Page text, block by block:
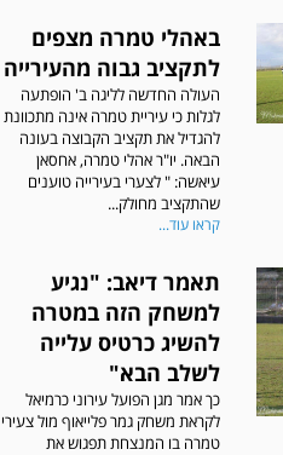
באהלי טמרה מצפים
לתקציב גבוה מהעירייה
העולה החדשה לליגה ב' הופתעה
לגלות כי עיריית טמרה אינה מתכוונת
להגדיל את תקציב הקבוצה בעונה
הבאה. יו"ר אהלי טמרה, אחסאן
עיאשה: " לצערי בעירייה טוענים
שהתקציב מחולק...
קראו עוד...
תאמר דיאב: "נגיע
למשחק הזה במטרה
להשיג כרטיס עלייה
לשלב הבא"
כך אמר מגן הפועל עירוני כרמיאל
לקראת משחק גמר פלייאוף מול צעירי
טמרה בו המנצחת תפגוש את